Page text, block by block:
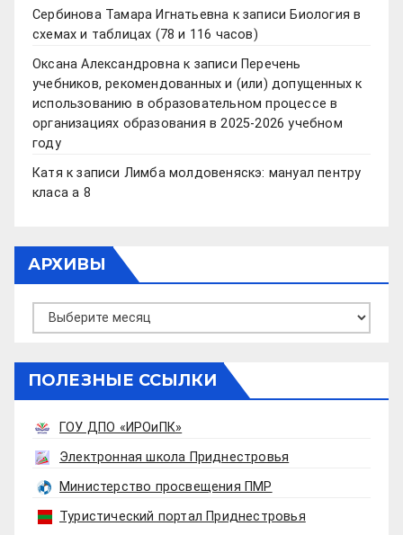
Сербинова Тамара Игнатьевна к записи Биология в
схемах и таблицах (78 и 116 часов)
Оксана Александровна к записи Перечень
учебников, рекомендованных и (или) допущенных к
использованию в образовательном процессе в
организациях образования в 2025-2026 учебном
году
Катя к записи Лимба молдовеняскэ: мануал пентру
класа а 8
АРХИВЫ
Архивы
ПОЛЕЗНЫЕ ССЫЛКИ
ГОУ ДПО «ИРОиПК»
Электронная школа Приднестровья
Министерство просвещения ПМР
Туристический портал Приднестровья